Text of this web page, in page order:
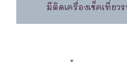
มีติดเครื่องเช็คเที่ยว